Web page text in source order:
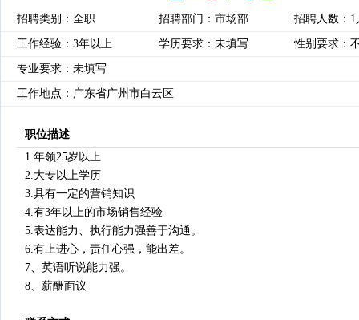
招聘类别：全职 招聘部门：市场部 招聘人数：1
工作经验：3年以上 学历要求：未填写 性别要求：
专业要求：未填写
工作地点：广东省广州市白云区
职位描述
1.年领25岁以上
2.大专以上学历
3.具有一定的营销知识
4.有3年以上的市场销售经验
5.表达能力、执行能力强善于沟通。
6.有上进心，责任心强，能出差。
7、英语听说能力强。
8、薪酬面议